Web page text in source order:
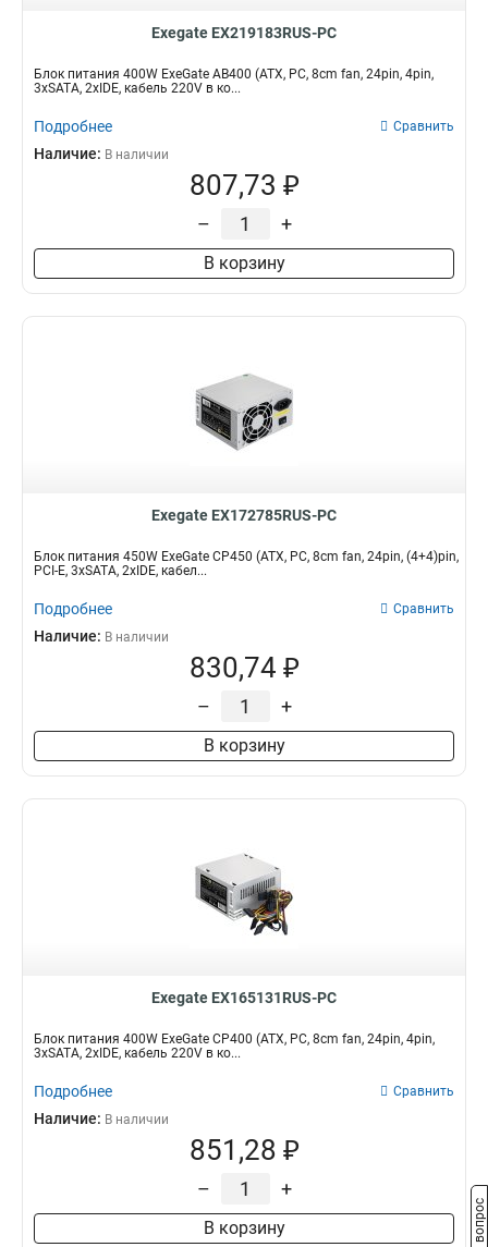
Exegate EX219183RUS-PC
Блок питания 400W ExeGate AB400 (ATX, PC, 8cm fan, 24pin, 4pin,
3xSATA, 2xIDE, кабель 220V в ко...
Подробнее Сравнить
Наличие: В наличии
807,73 ₽
– +
В корзину
Exegate EX172785RUS-PC
Блок питания 450W ExeGate CP450 (ATX, PC, 8cm fan, 24pin, (4+4)pin,
PCI-E, 3xSATA, 2xIDE, кабел...
Подробнее Сравнить
Наличие: В наличии
830,74 ₽
– +
В корзину
Exegate EX165131RUS-PC
Блок питания 400W ExeGate CP400 (ATX, PC, 8cm fan, 24pin, 4pin,
3xSATA, 2xIDE, кабель 220V в ко...
Подробнее Сравнить
Наличие: В наличии
851,28 ₽
– +
В корзину